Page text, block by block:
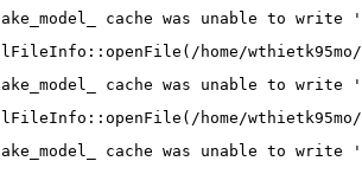
cache was unable to
home/wthietk95mo/
cache was unable to
home/wthietk95mo/
cache was unable to